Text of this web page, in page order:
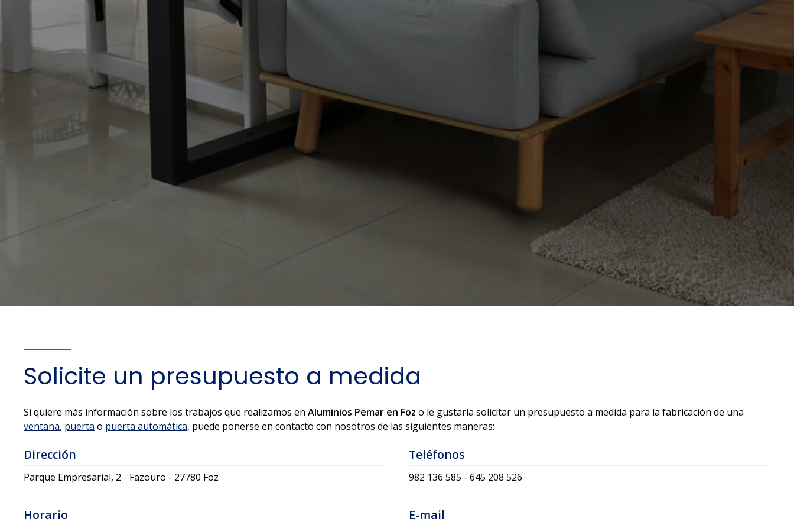
Solicite un presupuesto a medida
Si quiere más información sobre los trabajos que realizamos en Aluminios Pemar en Foz o le gustaría solicitar un presupuesto a medida para la fabricación de una
ventana, puerta o puerta automática, puede ponerse en contacto con nosotros de las siguientes maneras:
Dirección
Parque Empresarial, 2 - Fazouro - 27780 Foz
Teléfonos
982 136 585 - 645 208 526
Horario E-mail